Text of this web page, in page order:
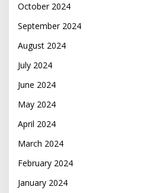
October 2024
September 2024
August 2024
July 2024
June 2024
May 2024
April 2024
March 2024
February 2024
January 2024